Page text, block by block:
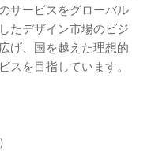
サービスをグローバル
たデザイン市場のビジ
げ、国を越えた理想的
スを目指しています。